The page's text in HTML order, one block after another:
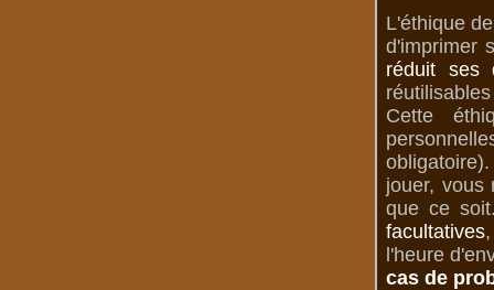
L'éthique
d'imprimer
réduit ses
Cette
jouer, vous
que ce
facultatives
l'heure
cas de